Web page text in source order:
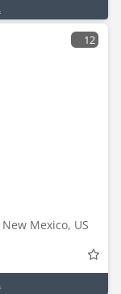
12
Mexico, US